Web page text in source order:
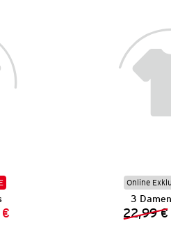
Preis:
Online
3
22,99 €